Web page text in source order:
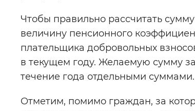
Чтобы правильно рассчитать
величину пенсионного
плательщика добровольных
в текущем году. Желаемую сумму
течение года отдельными суммами.
Отметим, помимо граждан, за